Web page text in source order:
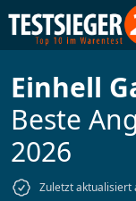
Einhell
Beste
2026
Zuletzt aktualisiert